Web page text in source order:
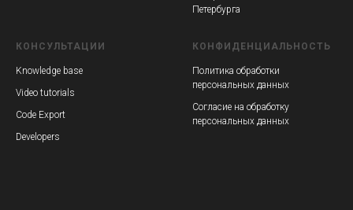
Петербурга
КОНСУЛЬТАЦИИ
Knowledge base
Video tutorials
Code Export
Developers
КОНФИДЕНЦИАЛЬНОСТЬ
Политика обработки
персональных данных
Согласие на обработку
персональных данных